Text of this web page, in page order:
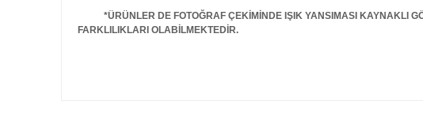
*ÜRÜNLER DE FOTOĞRAF ÇEKİMİNDE IŞIK YANSIMASI KAYNAKLI
FARKLILIKLARI OLABİLMEKTEDİR.